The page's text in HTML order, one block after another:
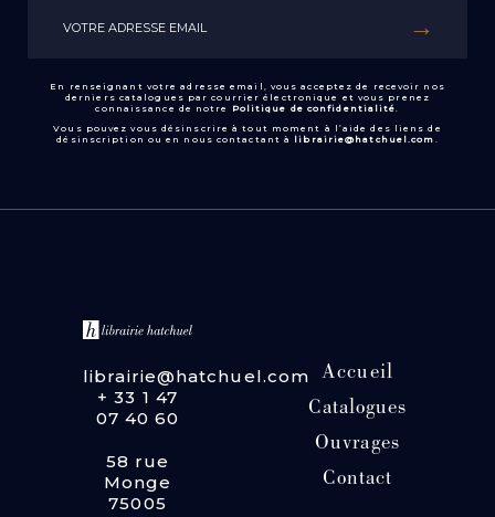
En renseignant votre adresse email, vous acceptez de recevoir nos
derniers catalogues par courrier électronique et vous prenez
connaissance de notre
Politique de confidentialité.
Vous pouvez vous désinscrire à tout moment à l’aide des liens de
désinscription ou en nous contactant à librairie@hatchuel.com .
librairie@hatchuel.com
+ 33 1 47
07 40 60
58 rue
Monge
75005
Accueil
Catalogues
Ouvrages
Contact